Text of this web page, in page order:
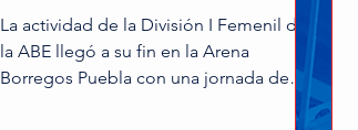
La actividad de la División I Femenil de
la ABE llegó a su fin en la Arena
Borregos Puebla con una jornada de